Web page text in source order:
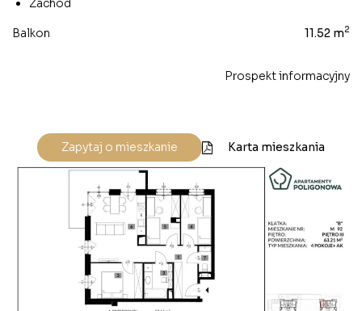
Zachód
Balkon 11.52 m2
Prospekt informacyjny
Zapytaj o mieszkanie Karta mieszkania